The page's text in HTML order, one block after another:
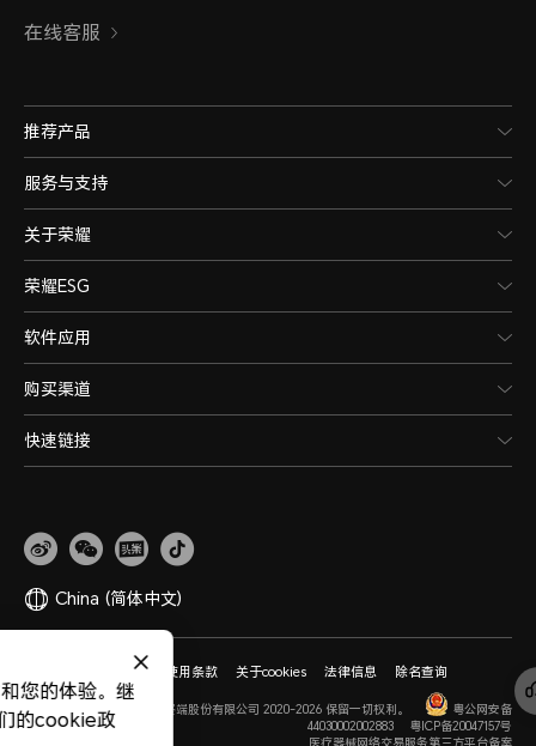
在线客服
推荐产品
服务与支持
关于荣耀
荣耀ESG
软件应用
购买渠道
快速链接
China (简体中文)
隐私政策 使用条款 关于cookies 法律信息 除名查询
版权所有 © 荣耀终端股份有限公司 2020-2026 保留一切权利。
粤公网安备
44030002002883
粤ICP备20047157号
医疗器械网络交易服务第三方平台备案